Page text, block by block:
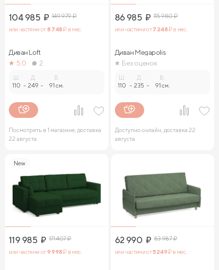
104 985 ₽ 149 979₽
или частями от 8 748₽ в мес.
Диван Loft
5.0
2
110 -
Д.
249 -
В.
91 см.
Посмотреть в 1 магазине, доставка
22 августа
86 985 ₽ 115 980₽
или частями от7 248₽ в мес.
Диван Megapolis
Без оценок
110 -
Д.
235 -
В.
91 см.
Доступно онлайн, доставка 22
августа
New
119 985 ₽ 171 407₽
или частями от 9 998₽ в мес.
62 990 ₽ 83 987₽
или частями от5 249₽ в мес.